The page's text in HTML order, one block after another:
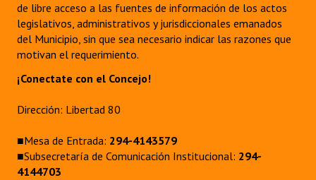
de libre acceso a las fuentes de información de los actos
legislativos, administrativos y jurisdiccionales emanados
del Municipio, sin que sea necesario indicar las razones que
motivan el requerimiento.
¡Conectate con el Concejo!
Dirección: Libertad 80
■Mesa de Entrada: 294-4143579
■Subsecretaría de Comunicación Institucional: 294-
4144703